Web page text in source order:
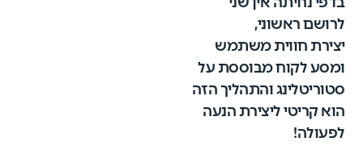
לרושם ראשוני,
יצירת חווית משתמש
ומסע לקוח מבוססת על
סטוריטלינג והתהליך הזה
הוא קריטי ליצירת הנעה
לפעולה!